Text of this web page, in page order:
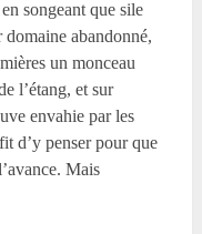
songeant que sile
abandonné,
un monceau
l’étang, et sur
envahie par les
d’y penser pour que
Mais